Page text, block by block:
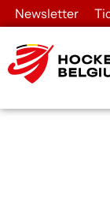
Newsletter